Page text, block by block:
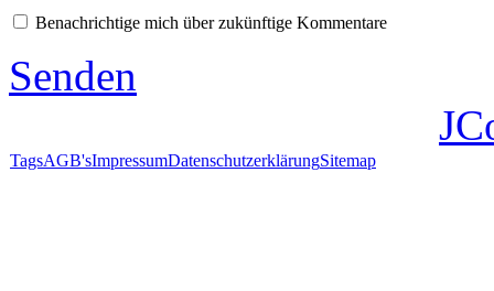
Benachrichtige mich über zukünftige Kommentare
Senden
TagsAGB'sImpressumDatenschutzerklärungSitemap